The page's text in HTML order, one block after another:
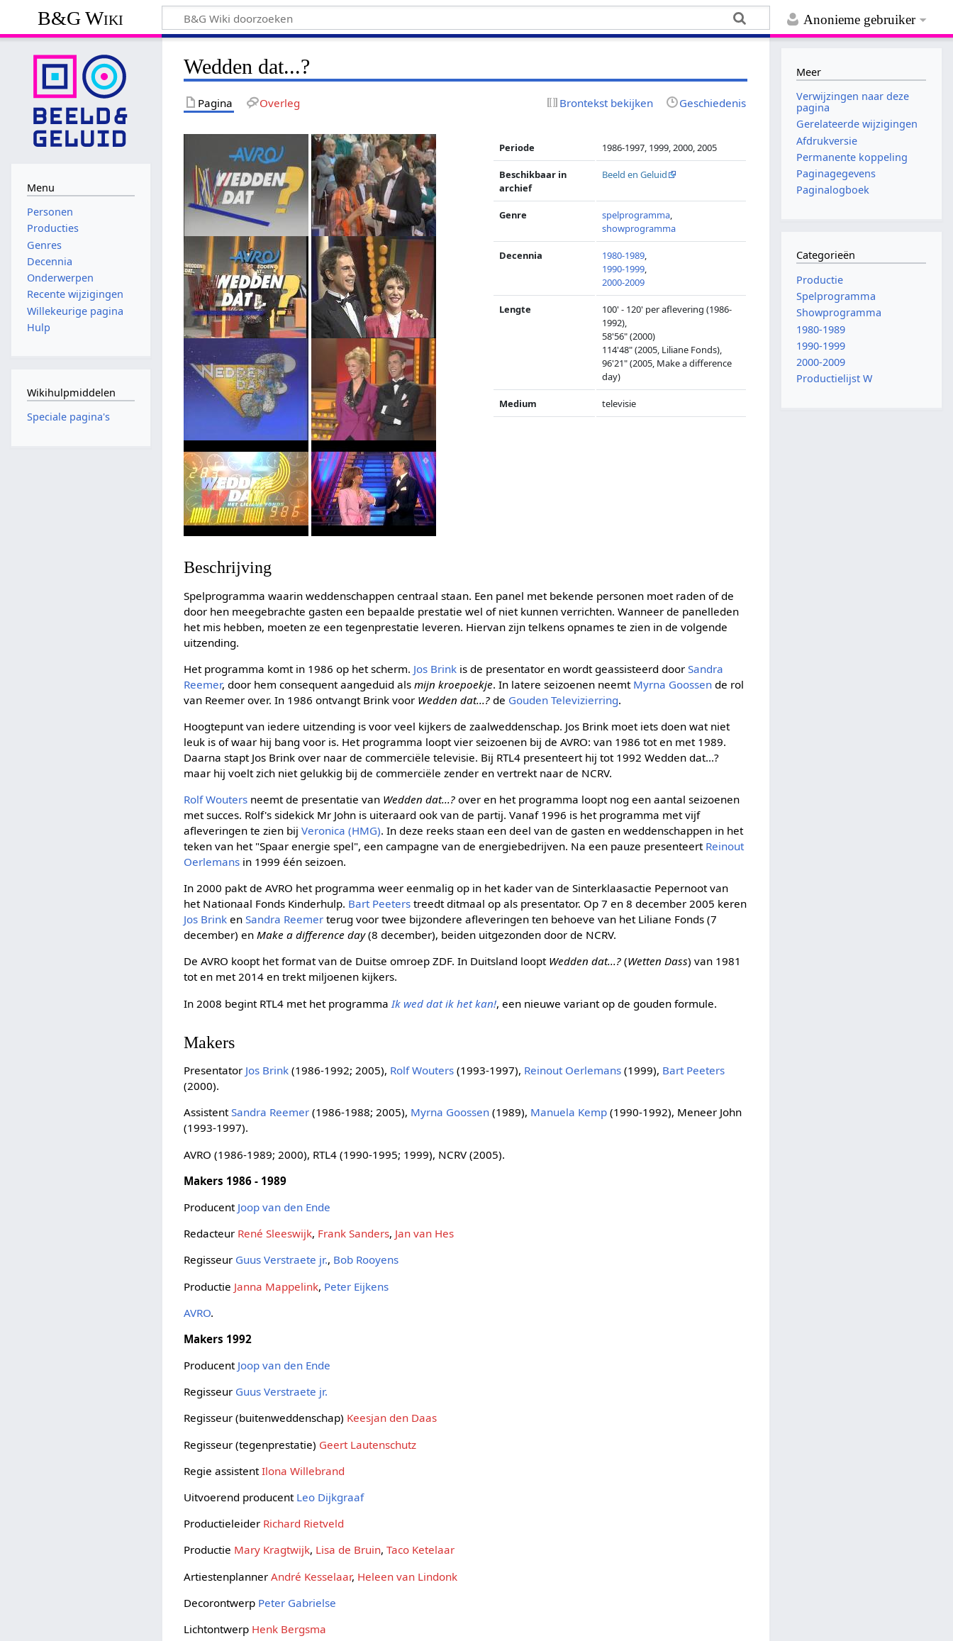
Anonieme gebruiker
B&G Wiki
Wedden dat...?
Pagina Overleg Brontekst bekijken Geschiedenis
Periode 1986-1997, 1999, 2000, 2005
Beschikbaar in
archief
Beeld en Geluid
Genre spelprogramma,
showprogramma
Decennia 1980-1989,
1990-1999,
2000-2009
Lengte
100' - 120' per aflevering (1986-
1992),
58'56" (2000)
114'48" (2005, Liliane Fonds),
96'21" (2005, Make a difference
day)
Medium televisie
Beschrijving
Spelprogramma waarin weddenschappen centraal staan. Een panel met bekende personen moet raden of de
door hen meegebrachte gasten een bepaalde prestatie wel of niet kunnen verrichten. Wanneer de panelleden
het mis hebben, moeten ze een tegenprestatie leveren. Hiervan zijn telkens opnames te zien in de volgende
uitzending.
Het programma komt in 1986 op het scherm. Jos Brink is de presentator en wordt geassisteerd doorSandra
Reemer, door hem consequent aangeduid alsmijn kroepoekje. In latere seizoenen neemt Myrna Goossen de rol
van Reemer over. In 1986 ontvangt Brink voor Wedden dat...? de Gouden Televizierring.
Hoogtepunt van iedere uitzending is voor veel kijkers de zaalweddenschap. Jos Brink moet iets doen wat niet
leuk is of waar hij bang voor is. Het programma loopt vier seizoenen bij de AVRO: van 1986 tot en met 1989.
Daarna stapt Jos Brink over naar de commerciële televisie. Bij RTL4 presenteert hij tot 1992 Wedden dat...?
maar hij voelt zich niet gelukkig bij de commerciële zender en vertrekt naar de NCRV.
Rolf Wouters neemt de presentatie van Wedden dat...? over en het programma loopt nog een aantal seizoenen
met succes. Rolf's sidekick Mr John is uiteraard ook van de partij. Vanaf 1996 is het programma met vijf
afleveringen te zien bijVeronica (HMG). In deze reeks staan een deel van de gasten en weddenschappen in het
teken van het "Spaar energie spel", een campagne van de energiebedrijven. Na een pauze presenteert Reinout
Oerlemans in 1999 één seizoen.
In 2000 pakt de AVRO het programma weer eenmalig op in het kader van de Sinterklaasactie Pepernoot van
het Nationaal Fonds Kinderhulp. Bart Peeters treedt ditmaal op als presentator. Op 7 en 8 december 2005 keren
Jos Brink enSandra Reemer terug voor twee bijzondere afleveringen ten behoeve van het Liliane Fonds (7
december) enMake a difference day(8 december), beiden uitgezonden door de NCRV.
De AVRO koopt het format van de Duitse omroep ZDF. In Duitsland loopt Wedden dat...? (Wetten Dass) van 1981
tot en met 2014 en trekt miljoenen kijkers.
In 2008 begint RTL4 met het programma Ik wed dat ik het kan!, een nieuwe variant op de gouden formule.
Makers
Presentator Jos Brink (1986-1992; 2005), Rolf Wouters (1993-1997), Reinout Oerlemans (1999), Bart Peeters
(2000).
AssistentSandra Reemer (1986-1988; 2005), Myrna Goossen (1989), Manuela Kemp (1990-1992), Meneer John
(1993-1997).
AVRO (1986-1989; 2000), RTL4 (1990-1995; 1999), NCRV (2005).
Makers 1986 - 1989
Producent Joop van den Ende
Redacteur René Sleeswijk, Frank Sanders, Jan van Hes
Regisseur Guus Verstraete jr., Bob Rooyens
Productie Janna Mappelink, Peter Eijkens
AVRO.
Makers 1992
Producent Joop van den Ende
Regisseur Guus Verstraete jr.
Regisseur (buitenweddenschap) Keesjan den Daas
Regisseur (tegenprestatie) Geert Lautenschutz
Regie assistentIlona Willebrand
Uitvoerend producent Leo Dijkgraaf
Productieleider Richard Rietveld
Productie Mary Kragtwijk, Lisa de Bruin,Taco Ketelaar
ArtiestenplannerAndré Kesselaar, Heleen van Lindonk
Decorontwerp Peter Gabrielse
Lichtontwerp Henk Bergsma
Menu
Personen
Producties
Genres
Decennia
Onderwerpen
Recente wijzigingen
Willekeurige pagina
Hulp
Wikihulpmiddelen
Speciale pagina's
Meer
Verwijzingen naar deze
pagina
Gerelateerde wijzigingen
Afdrukversie
Permanente koppeling
Paginagegevens
Paginalogboek
Categorieën
Productie
Spelprogramma
Showprogramma
1980-1989
1990-1999
2000-2009
Productielijst W